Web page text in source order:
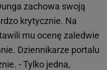
zachowa swoją
krytycznie. Na
mu ocenę zaledwie
Dziennikarze portalu
- Tylko jedna,